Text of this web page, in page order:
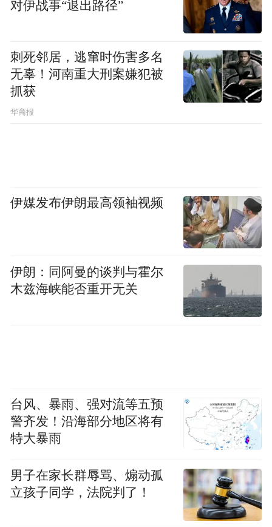
对伊战事“退出路径”
刺死邻居，逃窜时伤害多名
无辜！河南重大刑案嫌犯被
抓获
华商报
伊媒发布伊朗最高领袖视频
伊朗：同阿曼的谈判与霍尔
木兹海峡能否重开无关
台风、暴雨、强对流等五预
警齐发！沿海部分地区将有
特大暴雨
男子在家长群辱骂、煽动孤
立孩子同学，法院判了！